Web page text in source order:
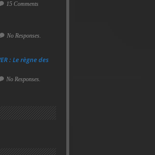
15 Comments
No Responses.
: Le règne des
No Responses.